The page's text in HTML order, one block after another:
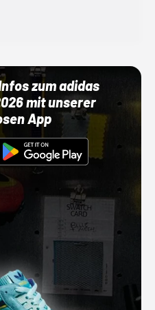
zum adidas
mit unserer
App